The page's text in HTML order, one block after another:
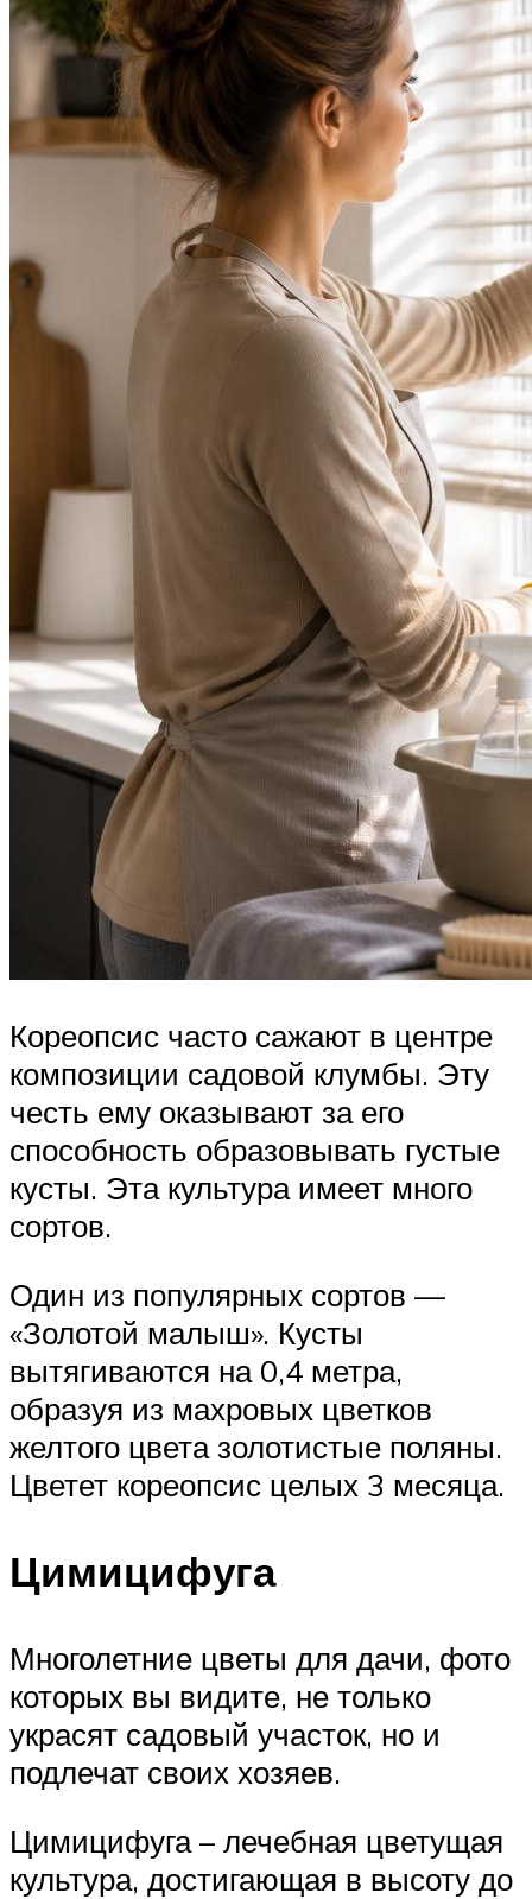
Кореопсис часто сажают в центре
композиции садовой клумбы. Эту
честь ему оказывают за его
способность образовывать густые
кусты. Эта культура имеет много
сортов.
Один из популярных сортов —
«Золотой малыш». Кусты
вытягиваются на 0,4 метра,
образуя из махровых цветков
желтого цвета золотистые поляны.
Цветет кореопсис целых 3 месяца.
Цимицифуга
Многолетние цветы для дачи, фото
которых вы видите, не только
украсят садовый участок, но и
подлечат своих хозяев.
Цимицифуга – лечебная цветущая
культура, достигающая в высоту до